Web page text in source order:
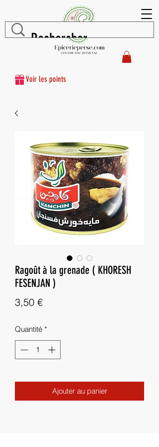
Voir les points
Ragoût à la grenade ( KHORESH
FESENJAN )
3,50 €Prix
Quantité *
Ajouter au panier